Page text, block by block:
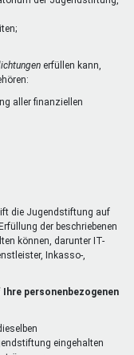
erfüllen kann,
aller finanziellen
die Jugendstiftung auf
der beschriebenen
können, darunter IT-
Inkasso-,
personenbezogenen
eingehalten